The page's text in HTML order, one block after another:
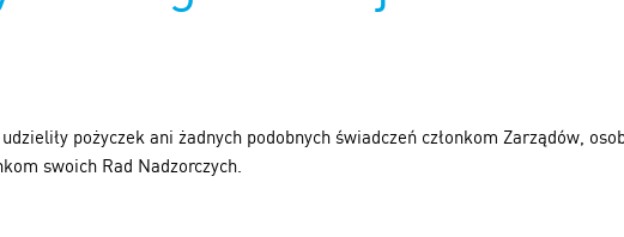
pożyczek ani żadnych podobnych świadczeń członkom Zarządów,
swoich Rad Nadzorczych.